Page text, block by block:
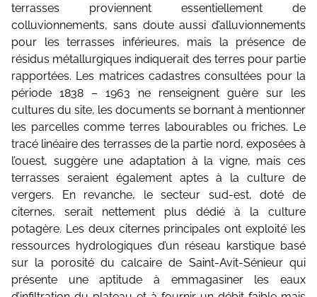
terrasses proviennent essentiellement de
colluvionnements, sans doute aussi d’alluvionnements
pour les terrasses inférieures, mais la présence de
résidus métallurgiques indiquerait des terres pour partie
rapportées. Les matrices cadastres consultées pour la
période 1838 – 1963 ne renseignent guère sur les
cultures du site, les documents se bornant à mentionner
les parcelles comme terres labourables ou friches. Le
tracé linéaire des terrasses de la partie nord, exposées à
l’ouest, suggère une adaptation à la vigne, mais ces
terrasses seraient également aptes à la culture de
vergers. En revanche, le secteur sud-est, doté de
citernes, serait nettement plus dédié à la culture
potagère. Les deux citernes principales ont exploité les
ressources hydrologiques d’un réseau karstique basé
sur la porosité du calcaire de Saint-Avit-Sénieur qui
présente une aptitude à emmagasiner les eaux